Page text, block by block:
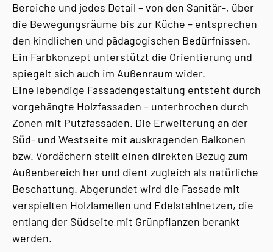
Bereiche und jedes Detail – von den Sanitär-, über
die Bewegungsräume bis zur Küche – entsprechen
den kindlichen und pädagogischen Bedürfnissen.
Ein Farbkonzept unterstützt die Orientierung und
spiegelt sich auch im Außenraum wider.
Eine lebendige Fassadengestaltung entsteht durch
vorgehängte Holzfassaden – unterbrochen durch
Zonen mit Putzfassaden. Die Erweiterung an der
Süd- und Westseite mit auskragenden Balkonen
bzw. Vordächern stellt einen direkten Bezug zum
Außenbereich her und dient zugleich als natürliche
Beschattung. Abgerundet wird die Fassade mit
verspielten Holzlamellen und Edelstahlnetzen, die
entlang der Südseite mit Grünpflanzen berankt
werden.